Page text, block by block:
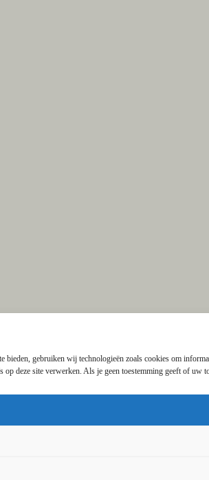
bieden, gebruiken wij technologieën zoals cookies om
deze site verwerken. Als je geen toestemming geeft of uw